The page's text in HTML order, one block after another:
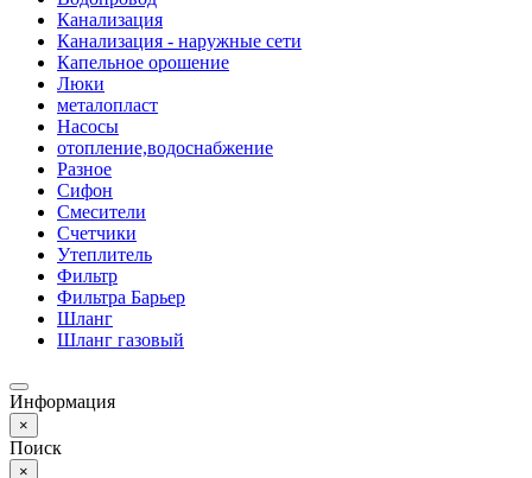
Канализация
Канализация - наружные сети
Капельное орошение
Люки
металопласт
Насосы
отопление,водоснабжение
Разное
Сифон
Смесители
Счетчики
Утеплитель
Фильтр
Фильтра Барьер
Шланг
Шланг газовый
Информация
×
Поиск
×